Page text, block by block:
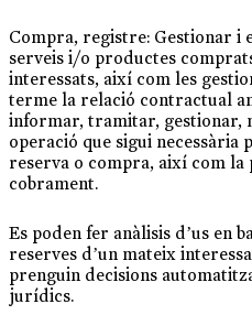
Compra, registre: Gestionar i
serveis i/o productes
interessats, així com les
terme la relació contractual
informar, tramitar, gestionar,
operació que sigui necessària
reserva o compra, així com
cobrament.
Es poden fer anàlisis d’us en
reserves d’un mateix
prenguin decisions
jurídics.